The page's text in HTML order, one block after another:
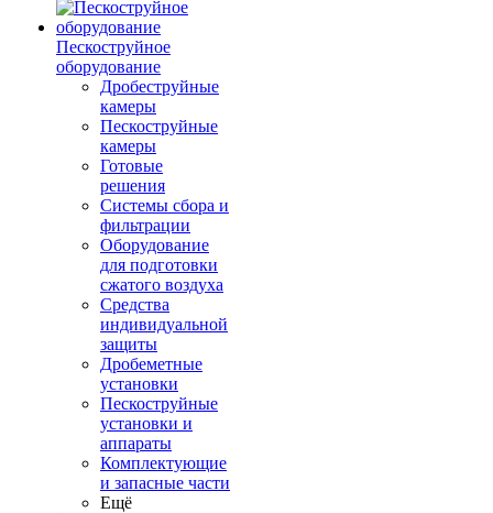
Пескоструйное
оборудование
Дробеструйные
камеры
Пескоструйные
камеры
Готовые
решения
Системы сбора и
фильтрации
Оборудование
для подготовки
сжатого воздуха
Средства
индивидуальной
защиты
Дробеметные
установки
Пескоструйные
установки и
аппараты
Комплектующие
и запасные части
Ещё